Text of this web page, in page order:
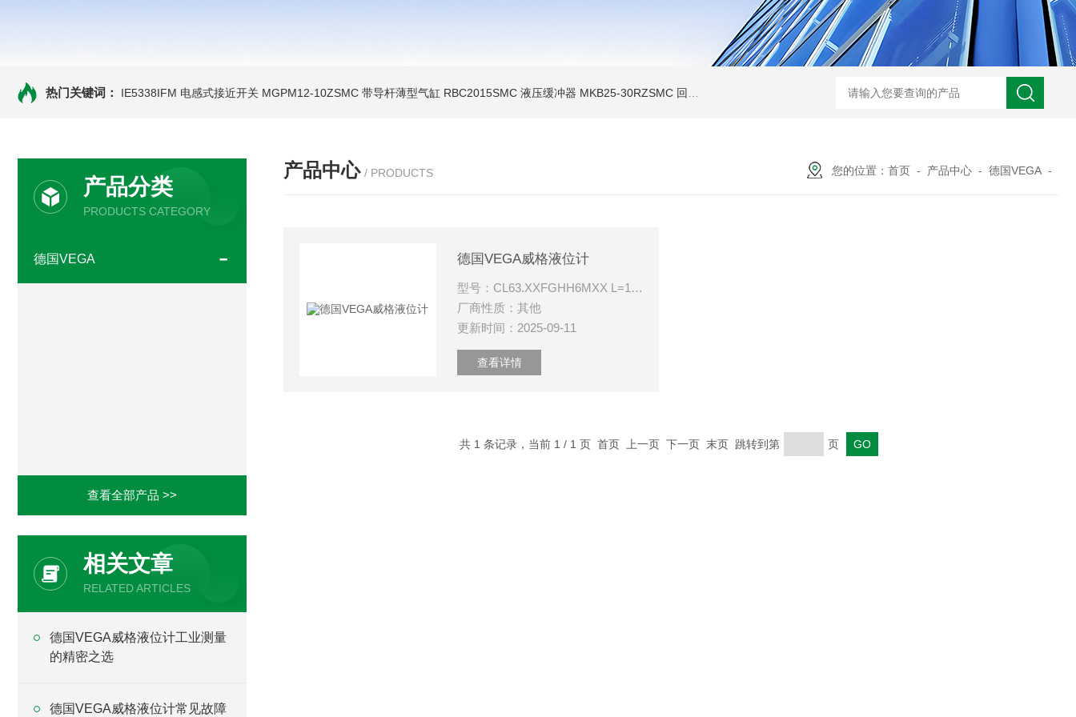
热门关键词： IE5338IFM 电感式接近开关 MGPM12-10ZSMC 带导杆薄型气缸 RBC2015SMC 液压缓冲器 MKB25-30RZSMC 回转夹紧气缸 ARM10F2-20BGSMC 减压阀 KQB2H06-G01SMC 金属快换接头
产品分类
PRODUCTS CATEGORY
德国VEGA
查看全部产品 >>
相关文章
RELATED ARTICLES
德国VEGA威格液位计工业测量
的精密之选
德国VEGA威格液位计常见故障
产品中心 / PRODUCTS 您的位置： 首页 - 产品中心 - 德国VEGA -
德国VEGA威格液位计
型号：CL63.XXFGHH6MXX L=185mm
厂商性质：其他
更新时间：2025-09-11
查看详情
共 1 条记录，当前 1 / 1 页 首页 上一页 下一页 末页 跳转到第 页